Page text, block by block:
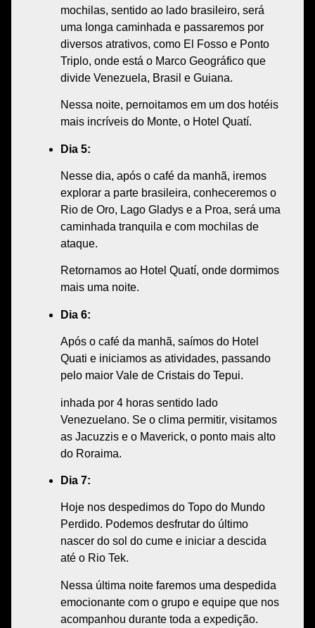
mochilas, sentido ao lado brasileiro, será
uma longa caminhada e passaremos por
diversos atrativos, como El Fosso e Ponto
Triplo, onde está o Marco Geográfico que
divide Venezuela, Brasil e Guiana.
Nessa noite, pernoitamos em um dos hotéis
mais incríveis do Monte, o Hotel Quatí.
Dia 5:
Nesse dia, após o café da manhã, iremos
explorar a parte brasileira, conheceremos o
Rio de Oro, Lago Gladys e a Proa, será uma
caminhada tranquila e com mochilas de
ataque.
Retornamos ao Hotel Quatí, onde dormimos
mais uma noite.
Dia 6:
Após o café da manhã, saímos do Hotel
Quati e iniciamos as atividades, passando
pelo maior Vale de Cristais do Tepui.
inhada por 4 horas sentido lado
Venezuelano. Se o clima permitir, visitamos
as Jacuzzis e o Maverick, o ponto mais alto
do Roraima.
Dia 7:
Hoje nos despedimos do Topo do Mundo
Perdido. Podemos desfrutar do último
nascer do sol do cume e iniciar a descida
até o Rio Tek.
Nessa última noite faremos uma despedida
emocionante com o grupo e equipe que nos
acompanhou durante toda a expedição.